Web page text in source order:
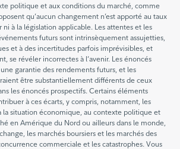
politique et aux conditions du marché, comme
qu’aucun changement n’est apporté au taux
ni à la législation applicable. Les attentes et les
futurs sont intrinsèquement assujetties,
et à des incertitudes parfois imprévisibles, et
se révéler incorrectes à l’avenir. Les énoncés
garantie des rendements futurs, et les
être substantiellement différents de ceux
les énoncés prospectifs. Certains éléments
à ces écarts, y compris, notamment, les
la situation économique, au contexte politique et
en Amérique du Nord ou ailleurs dans le monde,
les marchés boursiers et les marchés des
commerciale et les catastrophes. Vous